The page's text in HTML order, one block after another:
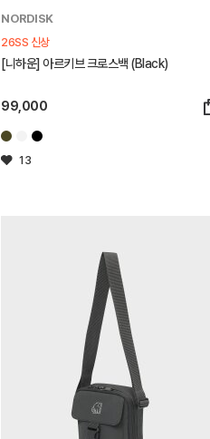
NORDISK
26SS 신상
[니하운] 아르키브 크로스백 (Black)
99,000
13